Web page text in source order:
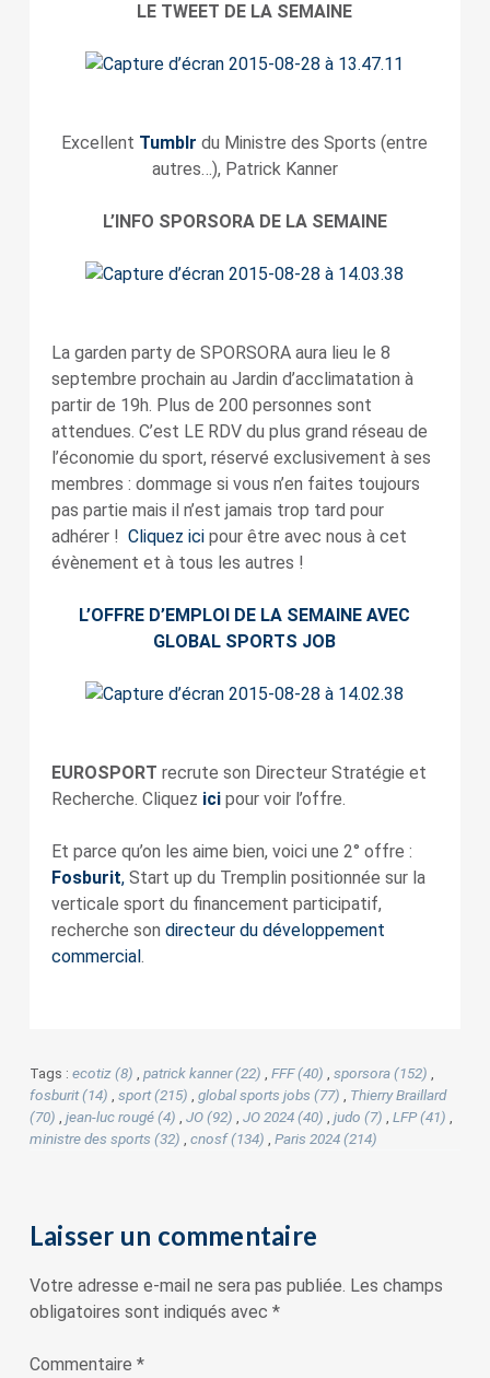
LE TWEET DE LA SEMAINE
Excellent Tumblr du Ministre des Sports (entre
autres…), Patrick Kanner
L’INFO SPORSORA DE LA SEMAINE
La garden party de SPORSORA aura lieu le 8
septembre prochain au Jardin d’acclimatation à
partir de 19h. Plus de 200 personnes sont
attendues. C’est LE RDV du plus grand réseau de
l’économie du sport, réservé exclusivement à ses
membres : dommage si vous n’en faites toujours
pas partie mais il n’est jamais trop tard pour
adhérer ! Cliquez icipour être avec nous à cet
évènement et à tous les autres !
L’OFFRE D’EMPLOI DE LA SEMAINE AVEC
GLOBAL SPORTS JOB
EUROSPORT recrute son Directeur Stratégie et
Recherche. Cliquez icipour voir l’offre.
Et parce qu’on les aime bien, voici une 2° offre :
Fosburit,Start up du Tremplin positionnée sur la
verticale sport du financement participatif,
recherche son directeur du développement
commercial.
Tags : ecotiz (8) patrick kanner (22) FFF (40) sporsora (152)
fosburit (14)
sport (215) global sports jobs (77)
Thierry Braillard
(70)
jean-luc rougé (4) JO (92) JO 2024 (40) judo (7) LFP (41)
ministre des sports (32)
cnosf (134) Paris 2024 (214)
Laisser un commentaire
Votre adresse e-mail ne sera pas publiée. Les champs
obligatoires sont indiqués avec *
Commentaire *